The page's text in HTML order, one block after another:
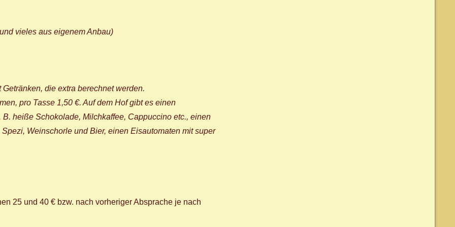
vieles aus eigenem Anbau)
die extra berechnet werden.
pro Tasse 1,50 €. Auf dem Hof gibt es einen
heiße Schokolade, Milchkaffee, Cappuccino etc., einen
Weinschorle und Bier, einen Eisautomaten mit super
25 und 40 € bzw. nach vorheriger Absprache je nach